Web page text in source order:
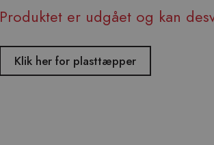
Produktet er udgået og kan
Klik her for plasttæpper